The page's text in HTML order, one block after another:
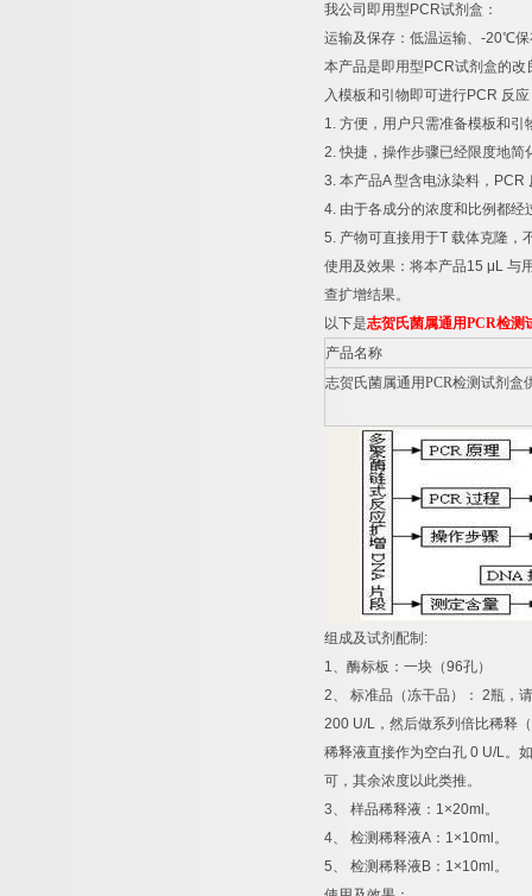
我公司即用型 PCR试剂盒：
运输及保存：低温运输、 -20℃
本产品是即用型 PCR试剂盒的改
入模板和引物即可进行PCR 反
1. 方便，用户只需准备模板和引
2.快捷，操作步骤已经限度地简
3. 本产品A型含电泳染料， PCR
4. 由于各成分的浓度和比例都
5. 产物可直接用于T 载体克隆，
使用及效果：将本产品15 μL 与
查扩增结果。
以下是志贺氏菌属通用PCR检测
产品名称
志贺氏菌属通用PCR检测试剂盒
组成及试剂配制 :
1、酶标板：一块（96孔）
2、 标准品（冻干品）： 2瓶，
200 U/L ，然后做系列倍比稀释
稀释液直接作为空白孔 0 U/L。
可，其余浓度以此类推。
3、 样品稀释液： 1×20ml 。
4、 检测稀释液A ： 1×10ml 。
5、 检测稀释液 B ： 1×10ml 。